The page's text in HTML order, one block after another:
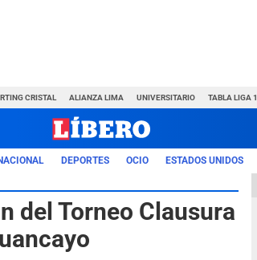
CRISTAL ALIANZA LIMA UNIVERSITARIO TABLA LIGA 1
DEPORTES OCIO ESTADOS UNIDOS
del Torneo Clausura